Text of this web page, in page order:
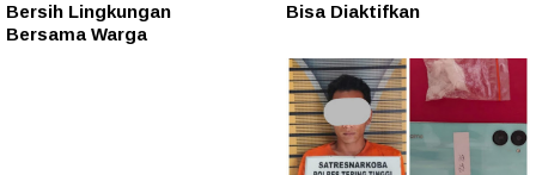
Bersih Lingkungan
Bersama Warga
Bisa Diaktifkan